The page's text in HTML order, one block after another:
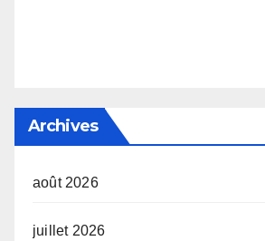
Archives
août 2026
juillet 2026